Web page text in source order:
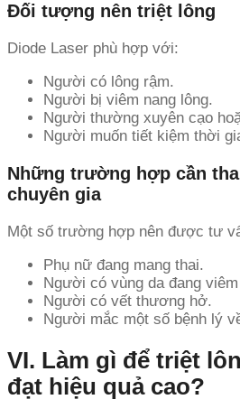
Đối tượng nên triệt lông
Diode Laser phù hợp với:
Người có lông rậm.
Người bị viêm nang lông.
Người thường xuyên cạo
Người muốn tiết kiệm thời
Những trường hợp cần
chuyên gia
Một số trường hợp nên được tư
Phụ nữ đang mang thai.
Người có vùng da đang
Người có vết thương hở.
Người mắc một số bệnh lý
VI. Làm gì để triệt
đạt hiệu quả cao?